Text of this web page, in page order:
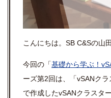
こんにちは。 SB C&Sの山
今回の「基礎から学ぶ！
ーズ第2回は、「vSANクラ
で作成したvSANクラスタ